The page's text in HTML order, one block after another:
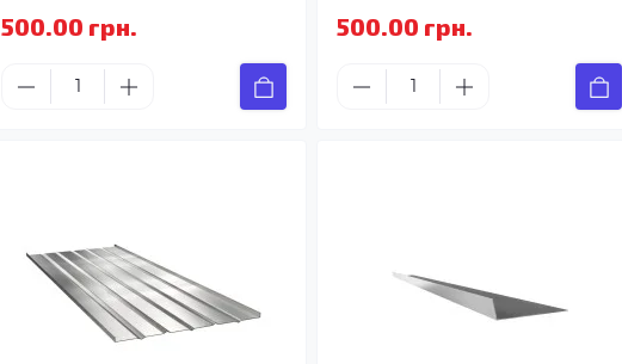
500.00 грн. 500.00 грн.